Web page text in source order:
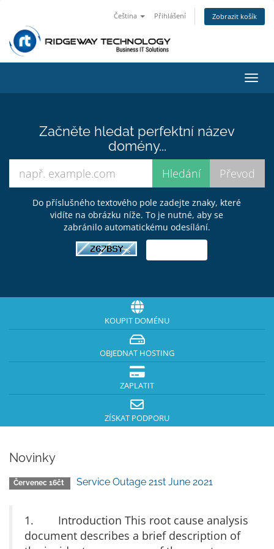
Čeština Přihlášení Zobrazit košík
Začněte hledat perfektní název
domény...
Do příslušného textového pole zadejte znaky, které
vidíte na obrázku níže. To je nutné, aby se
zabránilo automatickému odesílání.
KOUPIT DOMÉNU
OBJEDNAT HOSTING
ZAPLATIT
ZÍSKAT PODPORU
Novinky
Červenec 16čt Service Outage 21st June 2021
1. Introduction This root cause analysis
document describes a brief description of